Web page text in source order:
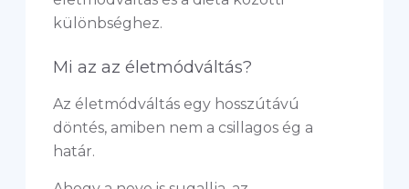
különbséghez.
Mi az az életmódváltás?
Az életmódváltás egy hosszútávú
döntés, amiben nem a csillagos ég a
határ.